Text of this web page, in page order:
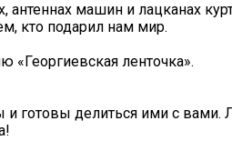
машин и лацканах
кто подарил нам мир.
ленточка».
готовы делиться ими с вами.